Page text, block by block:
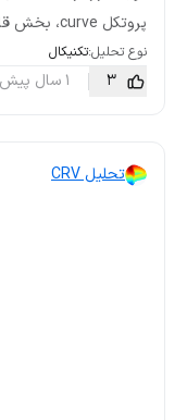
پروتکل curve، بخش قابل توجهی از د
نوع تحلیل:تکنیکال
3 1 سال پیش
تحلیل CRV